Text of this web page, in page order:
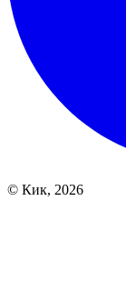
© Кик, 2026